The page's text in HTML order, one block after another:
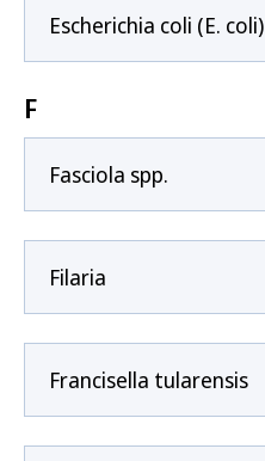
Escherichia coli (E. coli)
F
Fasciola spp.
Filaria
Francisella tularensis